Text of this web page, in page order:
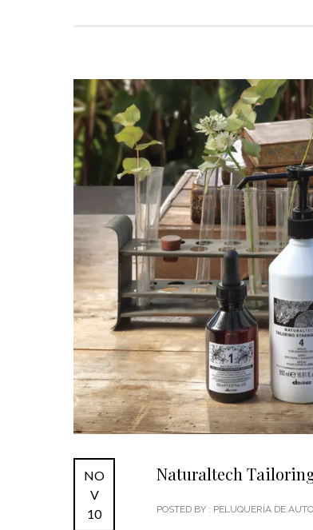
NO
V
10
Naturaltech
POSTED BY : PELUQUERÍA DE